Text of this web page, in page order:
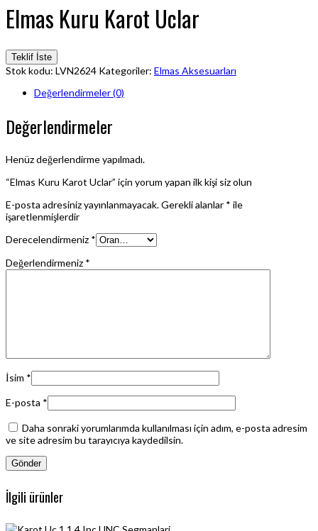
Elmas Kuru Karot Uclar
Teklif İste
Stok kodu: LVN2624 Kategoriler: Elmas Aksesuarları
Değerlendirmeler (0)
Değerlendirmeler
Henüz değerlendirme yapılmadı.
“Elmas Kuru Karot Uclar” için yorum yapan ilk kişi siz olun
E-posta adresiniz yayınlanmayacak.Gerekli alanlar * ile
işaretlenmişlerdir
Derecelendirmeniz *
Değerlendirmeniz *
İsim *
E-posta *
Daha sonraki yorumlarımda kullanılması için adım, e-posta adresim
ve site adresim bu tarayıcıya kaydedilsin.
İlgili ürünler